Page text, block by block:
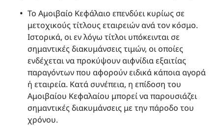
Το Αμοιβαίο Κεφάλαιο επενδύει κυρίως σε
μετοχικούς τίτλους εταιρειών ανά τον κόσμο.
Ιστορικά, οι εν λόγω τίτλοι υπόκεινται σε
σημαντικές διακυμάνσεις τιμών, οι οποίες
ενδέχεται να προκύψουν αιφνίδια εξαιτίας
παραγόντων που αφορούν ειδικά κάποια αγορά
ή εταιρεία. Κατά συνέπεια, η επίδοση του
Αμοιβαίου Κεφαλαίου μπορεί να παρουσιάζει
σημαντικές διακυμάνσεις με την πάροδο του
χρόνου.